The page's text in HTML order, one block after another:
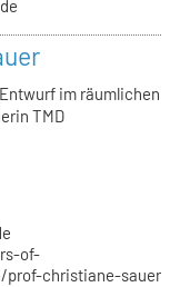
im räumlichen
TMD
of-
prof-christiane-sauer